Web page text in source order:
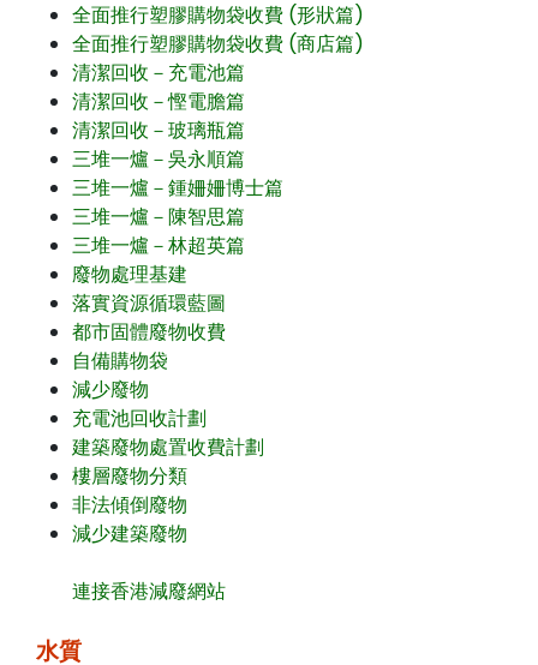
全面推行塑膠購物袋收費 (形狀篇)
全面推行塑膠購物袋收費 (商店篇)
清潔回收－充電池篇
清潔回收－慳電膽篇
清潔回收－玻璃瓶篇
三堆一爐－吳永順篇
三堆一爐－鍾姍姍博士篇
三堆一爐－陳智思篇
三堆一爐－林超英篇
廢物處理基建
落實資源循環藍圖
都市固體廢物收費
自備購物袋
減少廢物
充電池回收計劃
建築廢物處置收費計劃
樓層廢物分類
非法傾倒廢物
減少建築廢物
連接香港減廢網站
水質